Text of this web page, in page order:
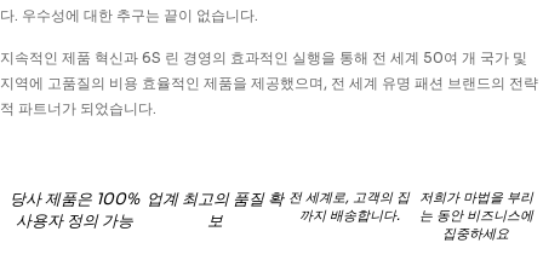
다. 우수성에 대한 추구는 끝이 없습니다.
지속적인 제품 혁신과 6S 린 경영의 효과적인 실행을 통해 전 세계 50여 개 국가 및
지역에 고품질의 비용 효율적인 제품을 제공했으며, 전 세계 유명 패션 브랜드의 전략
적 파트너가 되었습니다.
당사 제품은 100%
사용자 정의 가능
업계 최고의 품질 확
보
전 세계로, 고객의 집
까지 배송합니다.
저희가 마법을 부리
는 동안 비즈니스에
집중하세요